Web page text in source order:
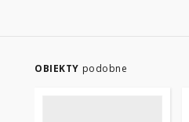
OBIEKTY podobne